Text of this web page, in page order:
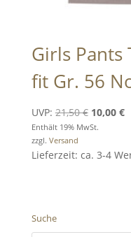
Girls
fit Gr. 56
UVP: 21,50€
Preis
21,50 €
10,00 €
Enthält 19% MwSt.
zzgl. Versand
Lieferzeit: ca. 3-4
Suche